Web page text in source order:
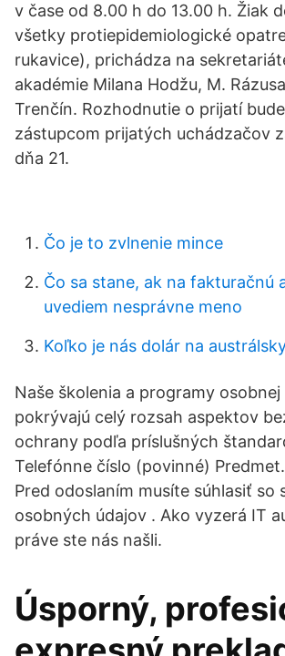
v čase od 8.00 h do 13.00 h. Žiak
všetky protiepidemiologické
rukavice), prichádza na
akadémie Milana Hodžu, M.
Trenčín. Rozhodnutie o prijatí
zástupcom prijatých uchádzačov
dňa 21.
Čo je to zvlnenie mince
Čo sa stane, ak na fakturačnú
uvediem nesprávne meno
Koľko je nás dolár na
Naše školenia a programy
pokrývajú celý rozsah aspektov
ochrany podľa príslušných
Telefónne číslo (povinné)
Pred odoslaním musíte súhlasiť so
osobných údajov . Ako vyzerá IT
práve ste nás našli.
Úsporný,